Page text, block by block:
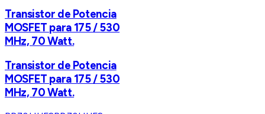
Transistor de Potencia
MOSFET para 175 / 530
MHz, 70 Watt.
Transistor de Potencia
MOSFET para 175 / 530
MHz, 70 Watt.